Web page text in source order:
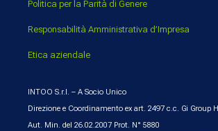
Politica per la Parità di Genere
Responsabilità Amministrativa d’Impresa
Etica aziendale
INTOO S.r.l. – A Socio Unico
Direzione e Coordinamento ex art. 2497 c.c. Gi Group
Aut. Min. del 26.02.2007 Prot. N° 5880